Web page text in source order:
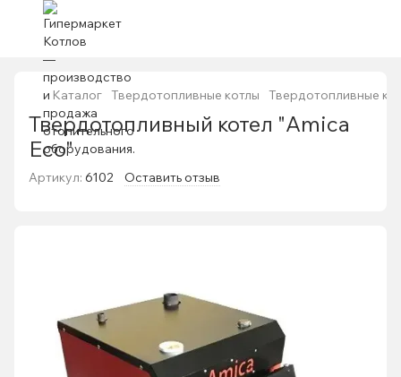
Каталог Твердотопливные котлы Твердотопливные
Твердотопливный котел "Amica
Eco"
Артикул: 6102 Оставить отзыв